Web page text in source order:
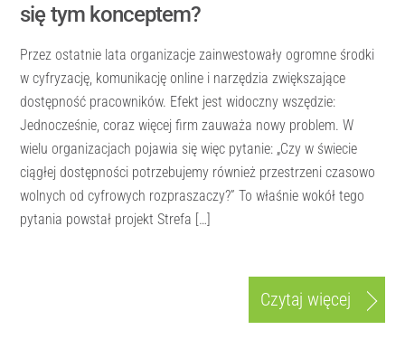
się tym konceptem?
Przez ostatnie lata organizacje zainwestowały ogromne środki
w cyfryzację, komunikację online i narzędzia zwiększające
dostępność pracowników. Efekt jest widoczny wszędzie:
Jednocześnie, coraz więcej firm zauważa nowy problem. W
wielu organizacjach pojawia się więc pytanie: „Czy w świecie
ciągłej dostępności potrzebujemy również przestrzeni czasowo
wolnych od cyfrowych rozpraszaczy?” To właśnie wokół tego
pytania powstał projekt Strefa […]
Czytaj więcej